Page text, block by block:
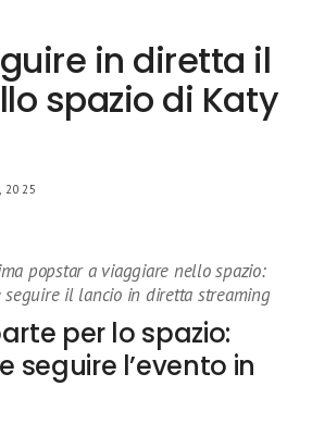
in diretta il
spazio di Katy
2025
popstar a viaggiare nello spazio:
seguire il lancio in diretta streaming
per lo spazio:
seguire l’evento in